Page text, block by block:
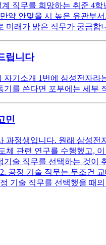
직무를 희망하는 취준 4
약 안맞을 시 높은 유관부
미래가 밝은 직무가 궁금합
립니다
기소개 1번에 삼성전자
를 쓴다면 포부에는 세부
민
과정생입니다. 원래 삼성
체 관련 연구를 수행했고,
술 직무를 선택하는 것이
공정 기술 직무는 무조건
기술 직무를 선택했을 때